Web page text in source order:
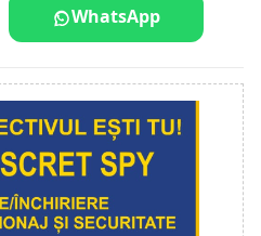
WhatsApp